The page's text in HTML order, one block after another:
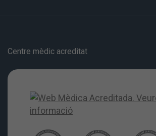
Centre mèdic acreditat